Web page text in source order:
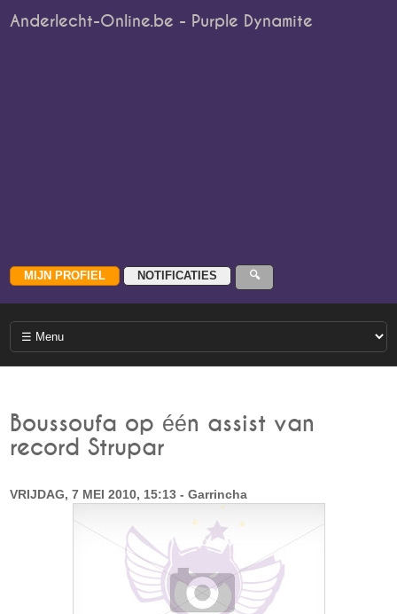
Anderlecht-Online.be - Purple Dynamite
Boussoufa op één assist van
record Strupar
VRIJDAG, 7 MEI 2010, 15:13 - Garrincha